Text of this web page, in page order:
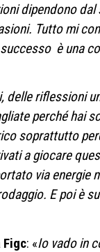
dipendono
Tutto mi
è una
delle riflessioni
perché hai
soprattutto
a giocare
via energie
E poi è
Figc: «Io vado in